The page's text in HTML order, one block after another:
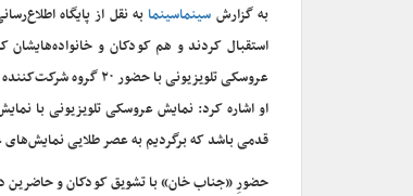
به گزارش سینماسینمابه نقل از پایگاه
استقبال کردند و هم کودکان و
عروسکی تلویزیونی با حضور ۲۰ گروه شرکت‌کننده از ۱۴ استان ایران در برنامه عروسک‌خونه برگزار شد.
او اشاره کرد: نمایش عروسکی تلویزیونی با
قدمی باشد که برگردیم به عصر طلایی نمایش‌های
حضورِ «جناب‌ خان» با تشویق کودکان و حاضرین